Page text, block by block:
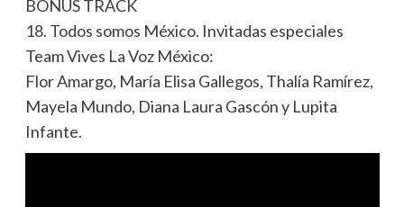
BONUS TRACK
18. Todos somos México. Invitadas especiales
Team Vives La Voz México:
Flor Amargo, María Elisa Gallegos, Thalía Ramírez,
Mayela Mundo, Diana Laura Gascón y Lupita
Infante.